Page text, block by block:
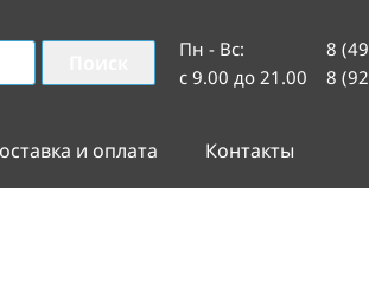
Пн - Вс:
с 9.00 до 21.00
8
8
и оплата Контакты